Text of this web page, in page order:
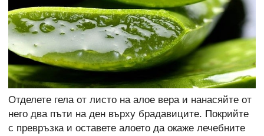
Отделете гела от листо на алое вера и нанасяйте от
него два пъти на ден върху брадавиците. Покрийте
с превръзка и оставете алоето да окаже лечебните